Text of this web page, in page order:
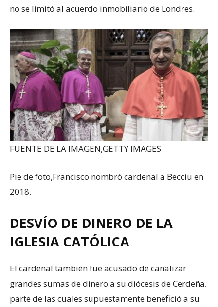
no se limitó al acuerdo inmobiliario de Londres.
FUENTE DE LA IMAGEN,GETTY IMAGES
Pie de foto,Francisco nombró cardenal a Becciu en
2018.
DESVÍO DE DINERO DE LA
IGLESIA CATÓLICA
El cardenal también fue acusado de canalizar
grandes sumas de dinero a su diócesis de Cerdeña,
parte de las cuales supuestamente benefició a su